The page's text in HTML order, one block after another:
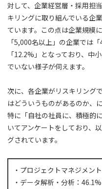
対して、企業経営層・採用担
キリングに取り組んでいる企
ています。この点は企業規模
「5,000名以上」の企業では
「12.2%」となっており、中
でいない様子が伺えます。
次に、各企業がリスキリング
はどういうものがあるのか、
特に「自社の社員に、積極的
いてアンケートをしており、
グされています。
・プロジェクトマネジメン
・データ解析・分析：46.1%